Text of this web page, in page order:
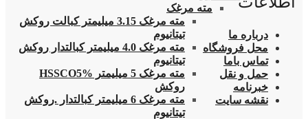
مته مرغک
مته مرغک 3.15 میلیمتر کبالت روکش
تیتانیوم
مته مرغک 4.0 میلیمتر کبالتدار روکش
تیتانیوم
مته مرغک 5 میلیمتر HSSCO5%
روکش
مته مرغک 6 میلیمتر کبالتدار .روکش
تیتانیوم
درباره ما
محل فروشگاه
تماس باما
حمل و نقل
خبرنامه
نقشه سایت